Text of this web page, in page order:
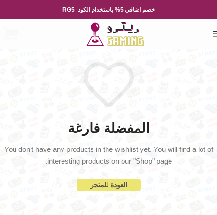
خصم اضافي 5% باستخدام الكود: RG5
المفضلة فارغة
You don't have any products in the wishlist yet. You will find a lot of
interesting products on our "Shop" page.
العودة للمتجر